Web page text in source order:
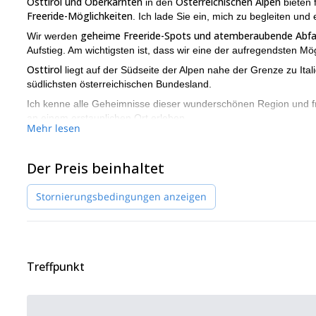
Freeride-Möglichkeiten . Ich lade Sie ein, mich zu begleiten
Wir werden geheime Freeride-Spots und atemberaubende
Aufstieg. Am wichtigsten ist, dass wir eine der aufregendsten
Osttirol liegt auf der Südseite der Alpen nahe der Grenze zu
südlichsten österreichischen Bundesland.
Ich kenne alle Geheimnisse dieser wunderschönen Region
an einem erstaunlichen Ort erleben.
als Aufstiegshilfen nutzen.
Wir werden in derzentral gelegenen Stadt Lienz
erreichen können. Und fast alle Gebiete sind innerhalb einer
Kontaktieren Sie mich, wenn Sie an diesem großartigen 4-
Mehr lesen
Der Preis beinhaltet
Stornierungsbedingungen anzeigen
Treffpunkt